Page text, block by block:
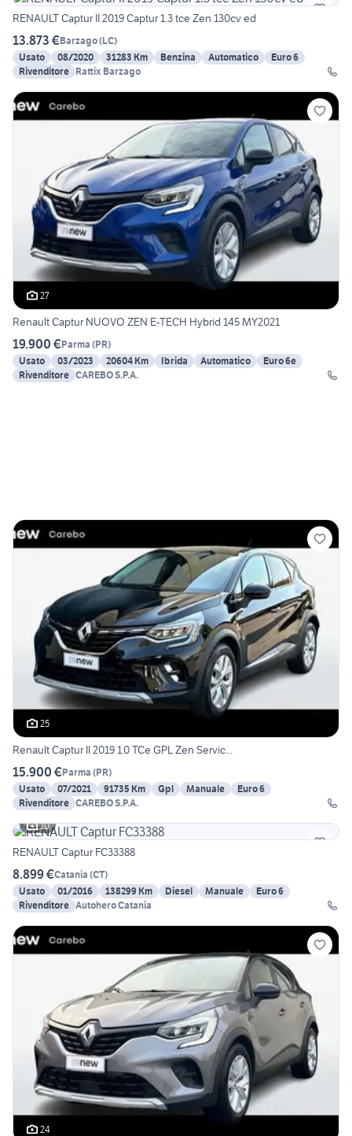
RENAULT Captur II 2019 Captur 1.3 tce Zen 130cv ed
13.873 €Barzago(LC)
Usato
08/2020 31283 Km Benzina Automatico
Euro 6
Rivenditore Rattix Barzago
27
Renault Captur NUOVO ZEN E-TECH Hybrid 145 MY2021
19.900 €Parma (PR)
Usato
03/2023 20604 Km Ibrida Automatico
Euro 6e
Rivenditore CAREBO S.P.A.
25
Renault Captur II 2019 1.0 TCe GPL Zen Servic...
15.900 €Parma (PR)
Usato
07/2021 91735 Km Gpl Manuale
Euro 6
Rivenditore CAREBO S.P.A.
10
RENAULT Captur FC33388
8.899 €Catania (CT)
Usato
01/2016 138299 Km Diesel Manuale
Euro 6
Rivenditore Autohero Catania
24